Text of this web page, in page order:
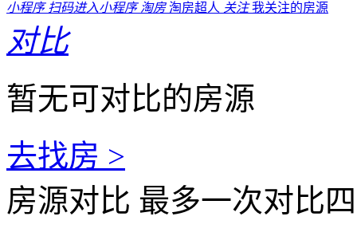
小程序 扫码进入小程序 淘房 淘房超人 关注 我关注的房源
对比
暂无可对比的房源
去找房 >
房源对比 最多一次对比